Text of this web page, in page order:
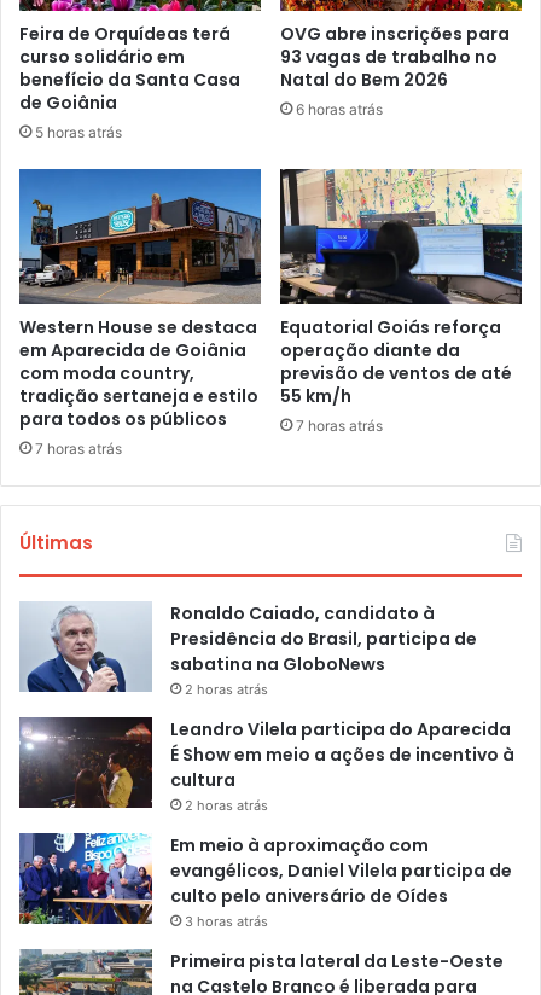
Feira de Orquídeas terá
curso solidário em
benefício da Santa Casa
de Goiânia
5 horas atrás
OVG abre inscrições para
93 vagas de trabalho no
Natal do Bem 2026
6 horas atrás
Western House se destaca
em Aparecida de Goiânia
com moda country,
tradição sertaneja e estilo
para todos os públicos
7 horas atrás
Equatorial Goiás reforça
operação diante da
previsão de ventos de até
55 km/h
7 horas atrás
Últimas
Ronaldo Caiado, candidato à
Presidência do Brasil, participa de
sabatina na GloboNews
2 horas atrás
Leandro Vilela participa do Aparecida
É Show em meio a ações de incentivo à
cultura
2 horas atrás
Em meio à aproximação com
evangélicos, Daniel Vilela participa de
culto pelo aniversário de Oídes
3 horas atrás
Primeira pista lateral da Leste-Oeste
na Castelo Branco é liberada para